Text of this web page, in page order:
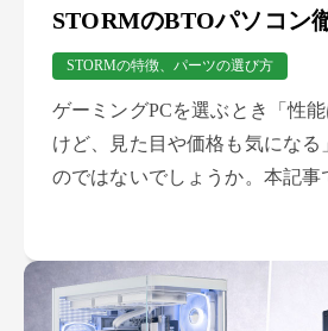
STORMのBTOパソコン
STORMの特徴、パーツの選び方
ゲーミングPCを選ぶとき「性
けど、見た目や価格も気になる
のではないでしょうか。本記事
モデルについて特徴や価格帯
すく解説しています。